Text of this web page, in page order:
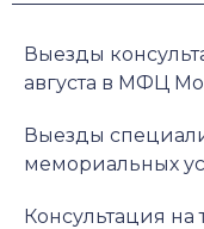
Выезды
августа в МФЦ
Выезды
мемориальных
Консультация